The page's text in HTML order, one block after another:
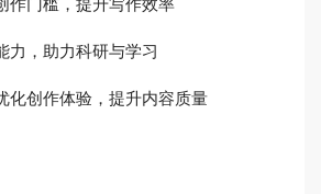
力，助力科研与学习
化创作体验，提升内容质量